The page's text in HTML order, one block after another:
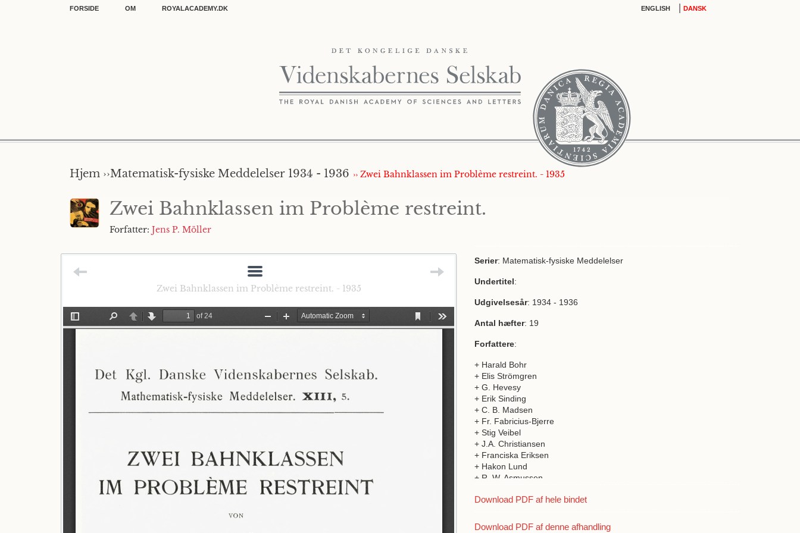
FORSIDE OM ROYALACADEMY.DK ENGLISH DANSK
Hjem ››Matematisk-fysiske Meddelelser 1934 - 1936 ›› Zwei Bahnklassen im Problème restreint. - 1935
Zwei Bahnklassen im Problème restreint.
Forfatter: Jens P. Möller
Zwei Bahnklassen im Problème restreint. - 1935
Serier: Matematisk-fysiske Meddelelser
Undertitel:
Udgivelsesår: 1934 - 1936
Antal hæfter: 19
Forfattere:
+ Harald Bohr
+ Elis Strömgren
+ G. Hevesy
+ Erik Sinding
+ C. B. Madsen
+ Fr. Fabricius-Bjerre
+ Stig Veibel
+ J.A. Christiansen
+ Franciska Eriksen
+ Hakon Lund
+ R. W. Asmussen
+ Hans Q. Elis und Rasmussen Strömgren
+ B. W. und Jessen Fenchel
Download PDF af hele bindet
Download PDF af denne afhandling